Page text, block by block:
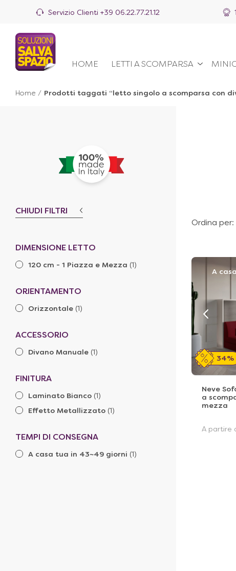
Servizio Clienti +39 06.22.77.21.12
HOME LETTI A SCOMPARSA
Home / Prodotti taggati “letto singolo a scomparsa con
CHIUDI FILTRI
DIMENSIONE LETTO
120 cm - 1 Piazza e Mezza (1)
ORIENTAMENTO
Orizzontale (1)
ACCESSORIO
Divano Manuale (1)
FINITURA
Laminato Bianco (1)
Effetto Metallizzato (1)
TEMPI DI CONSEGNA
A casa tua in 43~49 giorni (1)
Ordina per:
A
34%
Neve
a
mezza
A partire